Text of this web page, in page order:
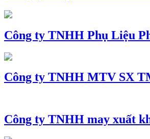
Công ty TNHH Phụ Liệu
Công ty TNHH MTV SX
Công ty TNHH may xuất